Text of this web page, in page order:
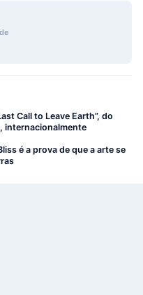
Call to Leave Earth”, do
internacionalmente
é a prova de que a arte se